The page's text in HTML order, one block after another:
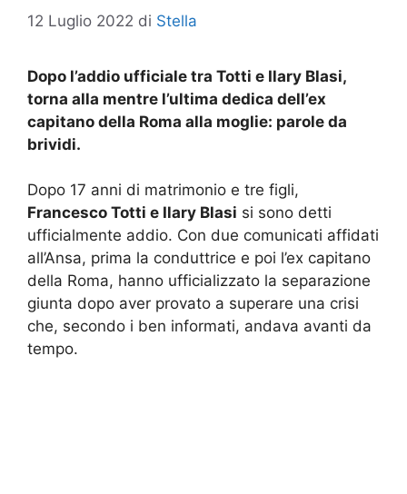
12 Luglio 2022 di Stella
Dopo l’addio ufficiale tra Totti e Ilary Blasi,
torna alla mentre l’ultima dedica dell’ex
capitano della Roma alla moglie: parole da
brividi.
Dopo 17 anni di matrimonio e tre figli,
Francesco Totti e Ilary Blasi si sono detti
ufficialmente addio. Con due comunicati affidati
all’Ansa, prima la conduttrice e poi l’ex capitano
della Roma, hanno ufficializzato la separazione
giunta dopo aver provato a superare una crisi
che, secondo i ben informati, andava avanti da
tempo.